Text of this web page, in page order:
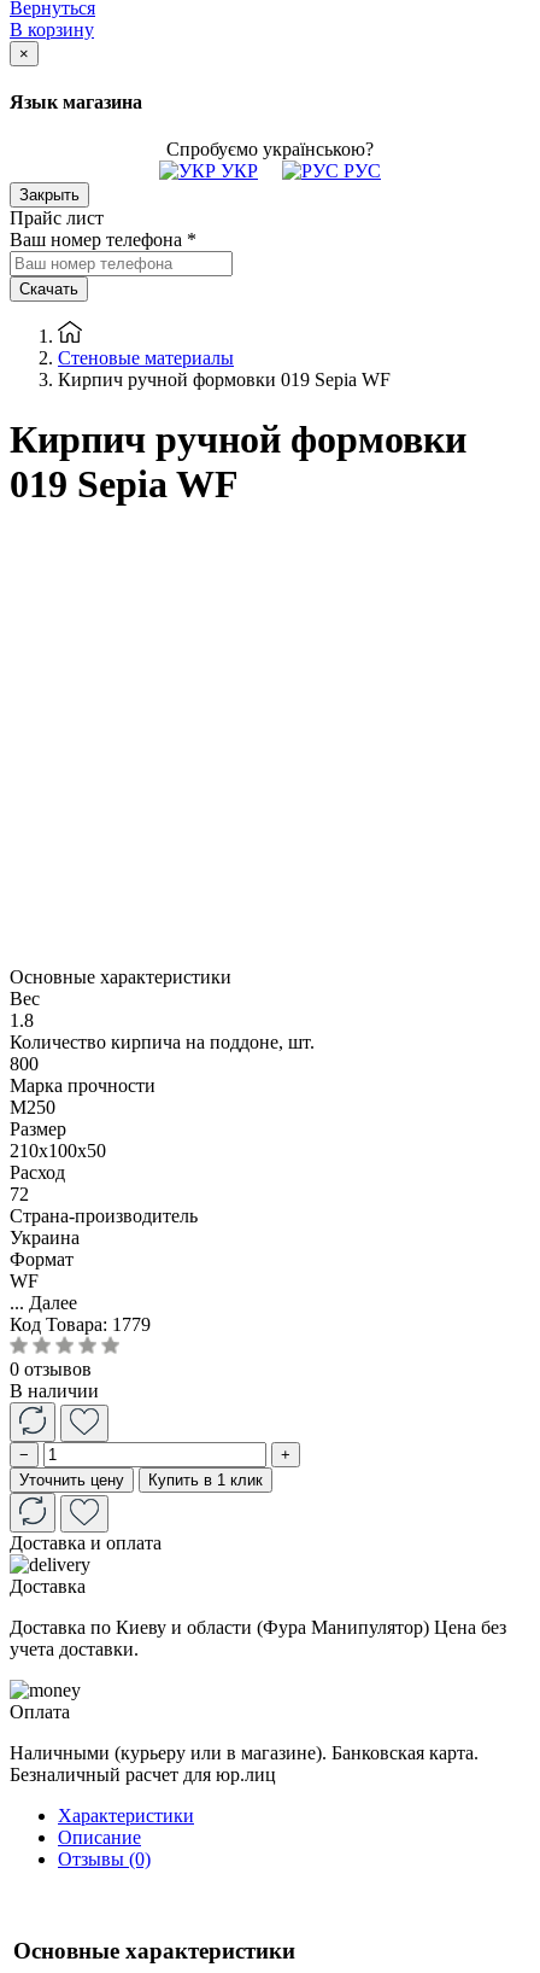
Вернуться
В корзину
×
Язык магазина
Спробуємо українською?
УКР
РУС
Закрыть
Прайс лист
Ваш номер телефона *
Скачать
Стеновые материалы
Кирпич ручной формовки 019 Sepia WF
Кирпич ручной формовки
019 Sepia WF
Основные характеристики
Вес
1.8
Количество кирпича на поддоне, шт.
800
Марка прочности
М250
Размер
210x100x50
Расход
72
Страна-производитель
Украина
Формат
WF
... Далее
Код Товара: 1779
0 отзывов
В наличии
−
+
Уточнить цену
Купить в 1 клик
Доставка и оплата
Доставка
Доставка по Киеву и области (Фура Манипулятор) Цена без
учета доставки.
Оплата
Наличными (курьеру или в магазине). Банковская карта.
Безналичный расчет для юр.лиц
Характеристики
Описание
Отзывы (0)
Основные характеристики